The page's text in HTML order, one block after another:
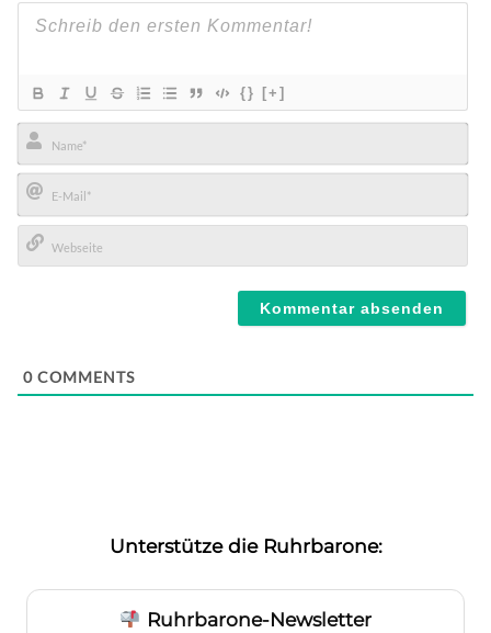
{} [+]
Name*
E-
Mail*
0 COMMENTS
Unterstütze die Ruhrbarone:
Ruhrbarone-Newsletter